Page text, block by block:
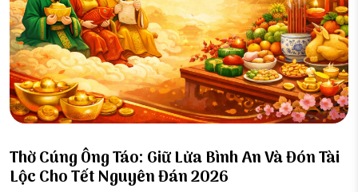
Thờ Cúng Ông Táo: Giữ Lửa Bình An Và Đón Tài
Lộc Cho Tết Nguyên Đán 2026